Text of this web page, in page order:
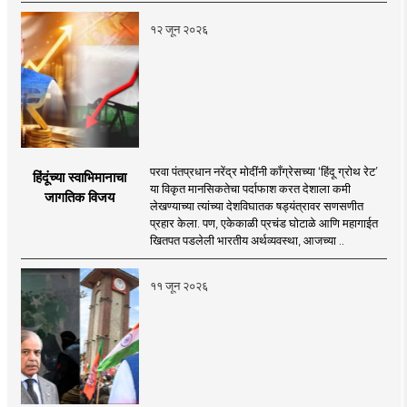
१२ जून २०२६
हिंदूंच्या स्वाभिमानाचा
जागतिक विजय
परवा पंतप्रधान नरेंद्र मोदींनी काँग्रेसच्या ‘हिंदू ग्रोथ रेट’
या विकृत मानसिकतेचा पर्दाफाश करत देशाला कमी
लेखण्याच्या त्यांच्या देशविघातक षड्यंत्रावर सणसणीत
प्रहार केला. पण, एकेकाळी प्रचंड घोटाळे आणि महागाईत
खितपत पडलेली भारतीय अर्थव्यवस्था, आजच्या ..
११ जून २०२६